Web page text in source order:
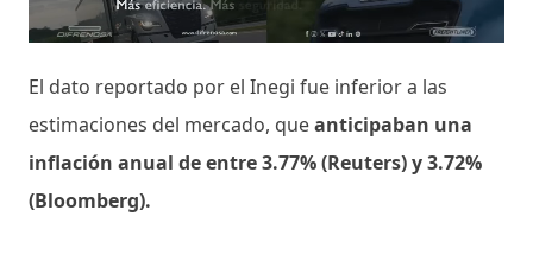
El dato reportado por el Inegi fue inferior a las
estimaciones del mercado, queanticipaban una
inflación anual de entre 3.77% (Reuters) y 3.72%
(Bloomberg).